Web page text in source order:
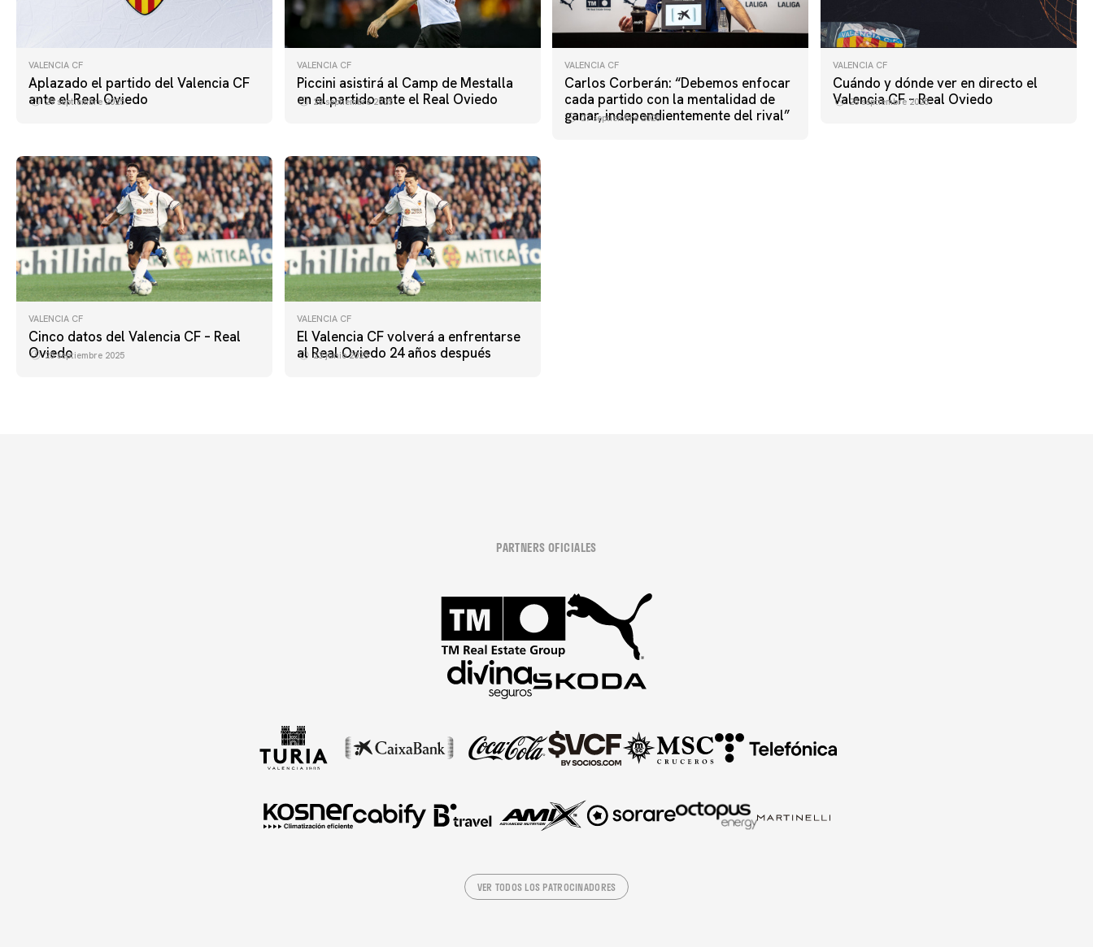
VALENCIA CF
Aplazado el partido del Valencia CF
ante el Real Oviedo
29 septiembre 2025
VALENCIA CF
Piccini asistirá al Camp de Mestalla
en el partido ante el Real Oviedo
28 septiembre 2025
VALENCIA CF
Carlos Corberán: “Debemos enfocar
cada partido con la mentalidad de
ganar, independientemente del rival”
27 septiembre 2025
VALENCIA CF
Cuándo y dónde ver en directo el
Valencia CF – Real Oviedo
25 septiembre 2025
VALENCIA CF
Cinco datos del Valencia CF – Real
Oviedo
25 septiembre 2025
VALENCIA CF
El Valencia CF volverá a enfrentarse
al Real Oviedo 24 años después
23 junio 2025
PARTNERS OFICIALES
VER TODOS LOS PATROCINADORES